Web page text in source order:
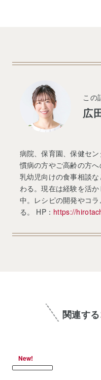
この
広
病院、保育園、保健セ
慣病の方やご高齢の方
乳幼児向けの食事相談
わる。現在は経験を活
中。レシピの開発やコ
る。 HP： https://
関連す
New!